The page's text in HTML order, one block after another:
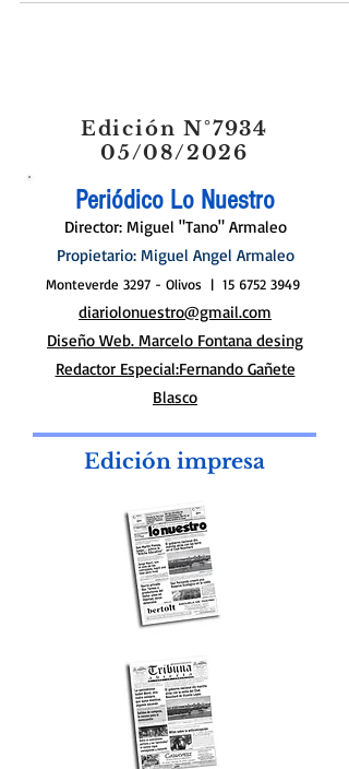
05/08/2026
Periódico Lo Nuestro
Director: Miguel "Tano" Armaleo
Propietario: Miguel Angel Armaleo
Monteverde 3297 - Olivos | 15 6752 3949
diariolonuestro@gmail.com
Diseño Web. Marcelo Fontana desing
Edición impresa